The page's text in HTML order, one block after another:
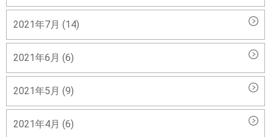
2021年7月 (14)
2021年6月 (6)
2021年5月 (9)
2021年4月 (6)